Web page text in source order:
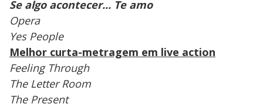
Se algo acontecer... Te amo
Opera
Yes People
Melhor curta-metragem em live action
Feeling Through
The Letter Room
The Present